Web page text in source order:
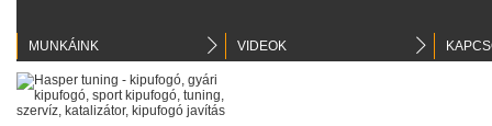
MUNKÁINK VIDEOK